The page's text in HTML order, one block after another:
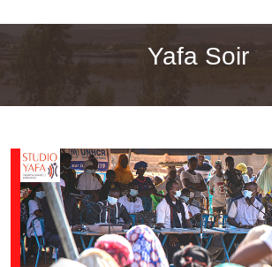
Yafa Soir